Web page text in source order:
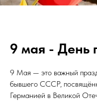
9 мая - День
9 Мая — это важный
бывшего СССР,
Германией в Великой